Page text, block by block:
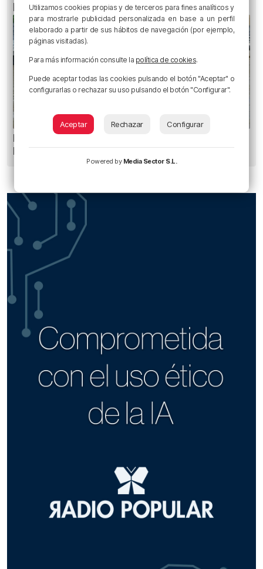
portuguesa
Recuperado el cuerpo sin vida de una mujer en
la ría de Bilbao
Utilizamos cookies propias y de terceros para fines analíticos y
para mostrarle publicidad personalizada en base a un perfil
elaborado a partir de sus hábitos de navegación (por ejemplo,
páginas visitadas).
Para más información consulte la política de cookies.
Puede aceptar todas las cookies pulsando el botón "Aceptar" o
configurarlas o rechazar su uso pulsando el botón "Configurar".
Aceptar Rechazar Configurar
Powered by Media Sector S.L.